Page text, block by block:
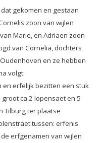
gekomen en gestaan
zoon van wijlen
Marie, en Adriaen zoon
van Cornelia, dochters
en ze hebben
volgt:
en erfelijk bezitten een stuk
ca 2 lopensaet en 5
Tilburg ter plaatse
tussen: erfenis
erfgenamen van wijlen